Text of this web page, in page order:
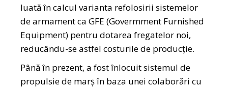
luată în calcul varianta refolosirii sistemelor
de armament ca GFE (Govermment Furnished
Equipment) pentru dotarea fregatelor noi,
reducându-se astfel costurile de producție.
Până în prezent, a fost înlocuit sistemul de
propulsie de marş în baza unei colaborări cu